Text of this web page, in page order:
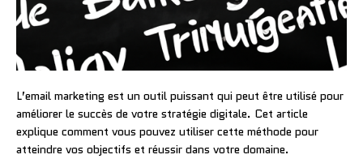
L’email marketing est un outil puissant qui peut être utilisé pour
améliorer le succès de votre stratégie digitale. Cet article
explique comment vous pouvez utiliser cette méthode pour
atteindre vos objectifs et réussir dans votre domaine.